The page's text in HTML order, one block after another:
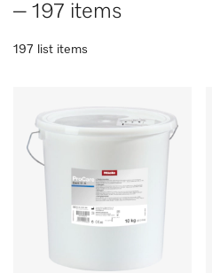
– 197 items
197 list items